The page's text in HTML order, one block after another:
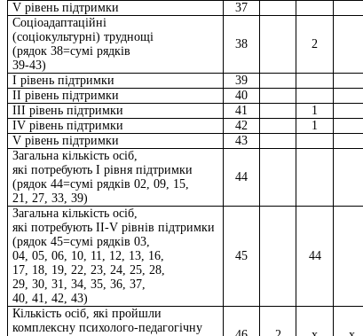
V рівень підтримки
37
Соціоадаптаційні
(соціокультурні) труднощі
(рядок 38=сумі рядків
39-43)
38 2
I рівень підтримки
39
II рівень підтримки
40
III рівень підтримки
41 1
IV рівень підтримки
42 1
V рівень підтримки
43
Загальна кількість осіб,
які потребують I рівня підтримки
(рядок 44=сумі рядків 02, 09, 15,
21, 27, 33, 39)
44
Загальна кількість осіб,
які потребують II-V рівнів підтримки
(рядок 45=сумі рядків 03,
04, 05, 06, 10, 11, 12, 13, 16,
17, 18, 19, 22, 23, 24, 25, 28,
29, 30, 31, 34, 35, 36, 37,
40, 41, 42, 43)
45 44
Кількість осіб, які пройшли
комплексну психолого-педагогічну